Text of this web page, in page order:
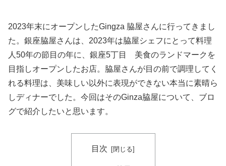
2023年末にオープンしたGingza 脇屋さんに行ってきまし
た。銀座脇屋さんは、2023年は脇屋シェフにとって料理
人50年の節目の年に、銀座5丁目 美食のランドマークを
目指しオープンしたお店。脇屋さんが目の前で調理してく
れる料理は、美味しい以外に表現ができない本当に素晴ら
しディナーでした。今回はそのGinza脇屋について、ブロ
グで紹介したいと思います。
目次